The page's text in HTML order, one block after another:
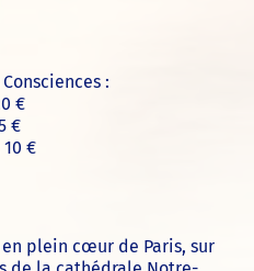
:
€
€
€
en plein cœur de Paris, sur